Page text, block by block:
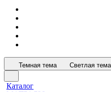
Темная тема Светлая тема
Каталог